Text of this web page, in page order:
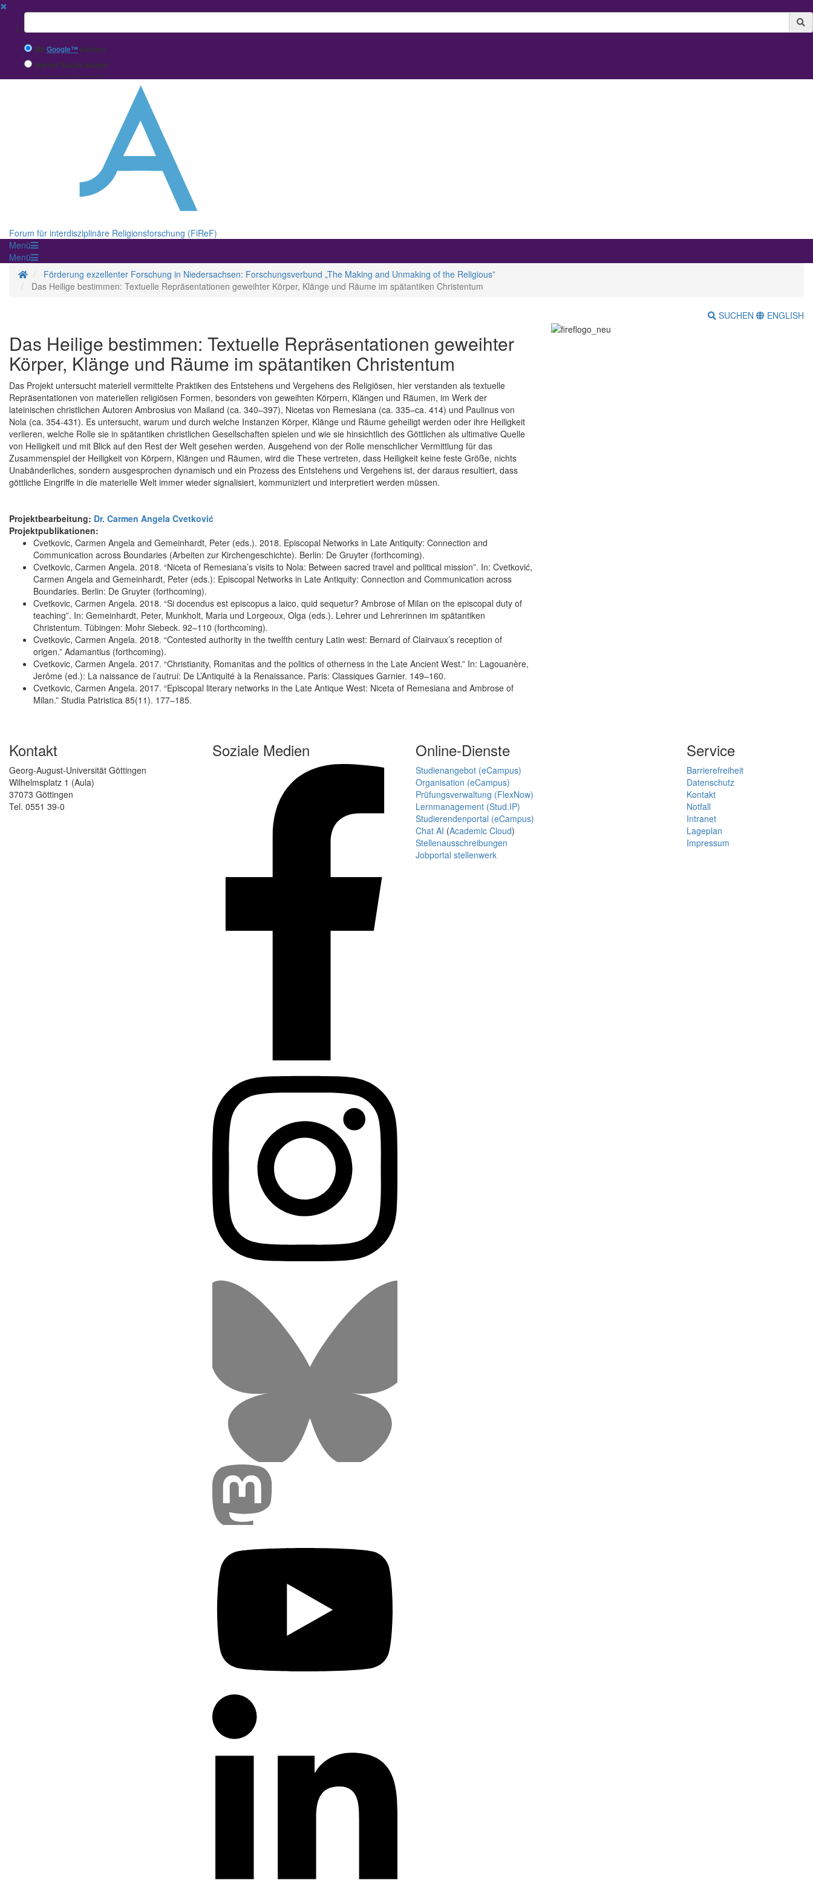
✖
Suchbegriff
MitGoogle™ suchen
Interne Suche nutzen
(eingeschränkte Ergebnisqualität)
Forum für interdisziplinäre Religionsforschung (FiReF)
Menü
Menü
StartseiteFörderung exzellenter Forschung in Niedersachsen: Forschungsverbund „The Making and Unmaking of the Religious”
Das Heilige bestimmen: Textuelle Repräsentationen geweihter Körper, Klänge und Räume im spätantiken Christentum
SUCHEN ENGLISH
Das Heilige bestimmen: Textuelle Repräsentationen geweihter
Körper, Klänge und Räume im spätantiken Christentum
Das Projekt untersucht materiell vermittelte Praktiken des Entstehens und Vergehens des Religiösen, hier verstanden als textuelle
Repräsentationen von materiellen religiösen Formen, besonders von geweihten Körpern, Klängen und Räumen, im Werk der
lateinischen christlichen Autoren Ambrosius von Mailand (ca. 340–397), Nicetas von Remesiana (ca. 335–ca. 414) und Paulinus von
Nola (ca. 354-431). Es untersucht, warum und durch welche Instanzen Körper, Klänge und Räume geheiligt werden oder ihre Heiligkeit
verlieren, welche Rolle sie in spätantiken christlichen Gesellschaften spielen und wie sie hinsichtlich des Göttlichen als ultimative Quelle
von Heiligkeit und mit Blick auf den Rest der Welt gesehen werden. Ausgehend von der Rolle menschlicher Vermittlung für das
Zusammenspiel der Heiligkeit von Körpern, Klängen und Räumen, wird die These vertreten, dass Heiligkeit keine feste Größe, nichts
Unabänderliches, sondern ausgesprochen dynamisch und ein Prozess des Entstehens und Vergehens ist, der daraus resultiert, dass
göttliche Eingriffe in die materielle Welt immer wieder signalisiert, kommuniziert und interpretiert werden müssen.
Projektbearbeitung: Dr. Carmen Angela Cvetković
Projektpublikationen:
Cvetkovic, Carmen Angela and Gemeinhardt, Peter (eds.). 2018. Episcopal Networks in Late Antiquity: Connection and
Communication across Boundaries (Arbeiten zur Kirchengeschichte). Berlin: De Gruyter (forthcoming).
Cvetkovic, Carmen Angela. 2018. “Niceta of Remesiana’s visits to Nola: Between sacred travel and political mission”. In: Cvetković,
Carmen Angela and Gemeinhardt, Peter (eds.): Episcopal Networks in Late Antiquity: Connection and Communication across
Boundaries. Berlin: De Gruyter (forthcoming).
Cvetkovic, Carmen Angela. 2018. “Si docendus est episcopus a laico, quid sequetur? Ambrose of Milan on the episcopal duty of
teaching”. In: Gemeinhardt, Peter, Munkholt, Maria und Lorgeoux, Olga (eds.). Lehrer und Lehrerinnen im spätantiken
Christentum. Tübingen: Mohr Siebeck. 92–110 (forthcoming).
Cvetkovic, Carmen Angela. 2018. “Contested authority in the twelfth century Latin west: Bernard of Clairvaux’s reception of
origen.” Adamantius (forthcoming).
Cvetkovic, Carmen Angela. 2017. “Christianity, Romanitas and the politics of otherness in the Late Ancient West.” In: Lagouanère,
Jerôme (ed.): La naissance de l’autrui: De L’Antiquité à la Renaissance. Paris: Classiques Garnier. 149–160.
Cvetkovic, Carmen Angela. 2017. “Episcopal literary networks in the Late Antique West: Niceta of Remesiana and Ambrose of
Milan.” Studia Patristica 85(11). 177–185.
Kontakt
Georg-August-Universität Göttingen
Wilhelmsplatz 1 (Aula)
37073 Göttingen
Tel. 0551 39-0
Soziale Medien Online-Dienste
Studienangebot (eCampus)
Organisation (eCampus)
Prüfungsverwaltung (FlexNow)
Lernmanagement (Stud.IP)
Studierendenportal (eCampus)
Chat AI (Academic Cloud)
Stellenausschreibungen
Jobportal stellenwerk
Service
Barrierefreiheit
Datenschutz
Kontakt
Notfall
Intranet
Lageplan
Impressum